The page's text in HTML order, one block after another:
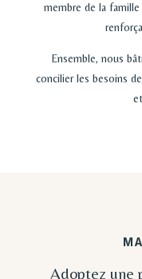
membre de la
Ensemble, nous
concilier les besoins
Adoptez une